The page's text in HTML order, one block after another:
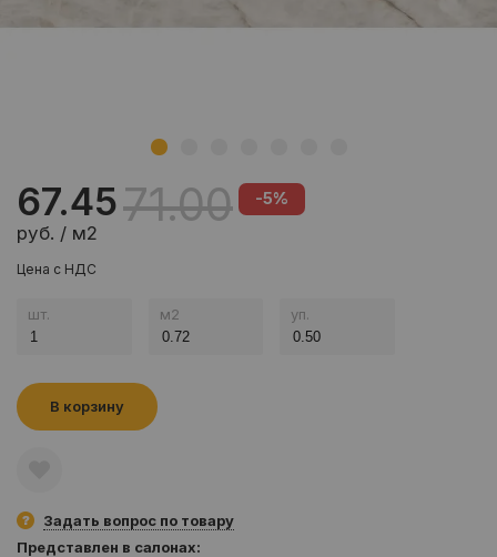
67.45
руб. / м2
71.00 -5%
Цена с НДС
шт. м2 уп.
В корзину
Задать вопрос по товару
Представлен в салонах: